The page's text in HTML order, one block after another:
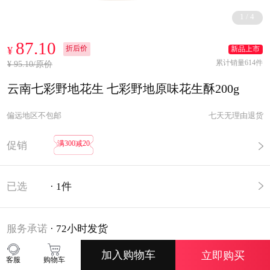
1 4
¥ 87.10 折后价 新品上市
¥ 95.10/原价 累计销量614件
云南七彩野地花生 七彩野地原味花生酥200g
偏远地区不包邮 七天无理由退货
促销 满300减20
已选 · 1件
服务承诺 · 72小时发货
客服 购物车 加入购物车 立即购买